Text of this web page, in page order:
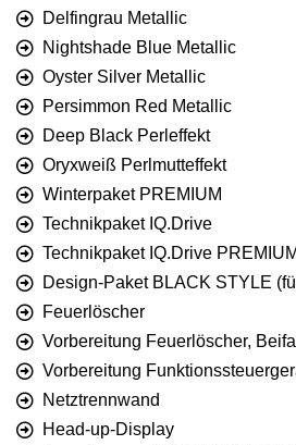
Delfingrau Metallic
Nightshade Blue Metallic
Oyster Silver Metallic
Persimmon Red Metallic
Deep Black Perleffekt
Oryxweiß Perlmutteffekt
Winterpaket PREMIUM
Technikpaket IQ.Drive
Technikpaket IQ.Drive PREMIUM
Design-Paket BLACK STYLE
Feuerlöscher
Vorbereitung Feuerlöscher,
Vorbereitung
Netztrennwand
Head-up-Display